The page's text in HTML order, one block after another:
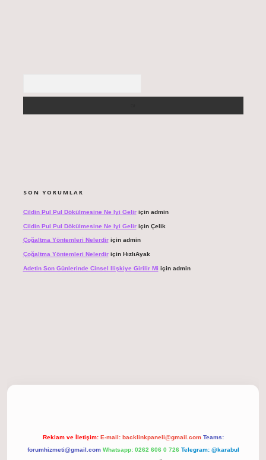
SON YORUMLAR
Cildin Pul Pul Dökülmesine Ne Iyi Geliriçin admin
Cildin Pul Pul Dökülmesine Ne Iyi Geliriçin Çelik
Çoğaltma Yöntemleri Nelerdiriçin admin
Çoğaltma Yöntemleri Nelerdiriçin HızlıAyak
Adetin Son Günlerinde Cinsel Ilişkiye Girilir Mi için admin
Reklam ve İletişim: E-mail: backlinkpaneli@gmail.com Teams:
forumhizmeti@gmail.com Whatsapp: 0262 606 0 726 Telegram: @karabul